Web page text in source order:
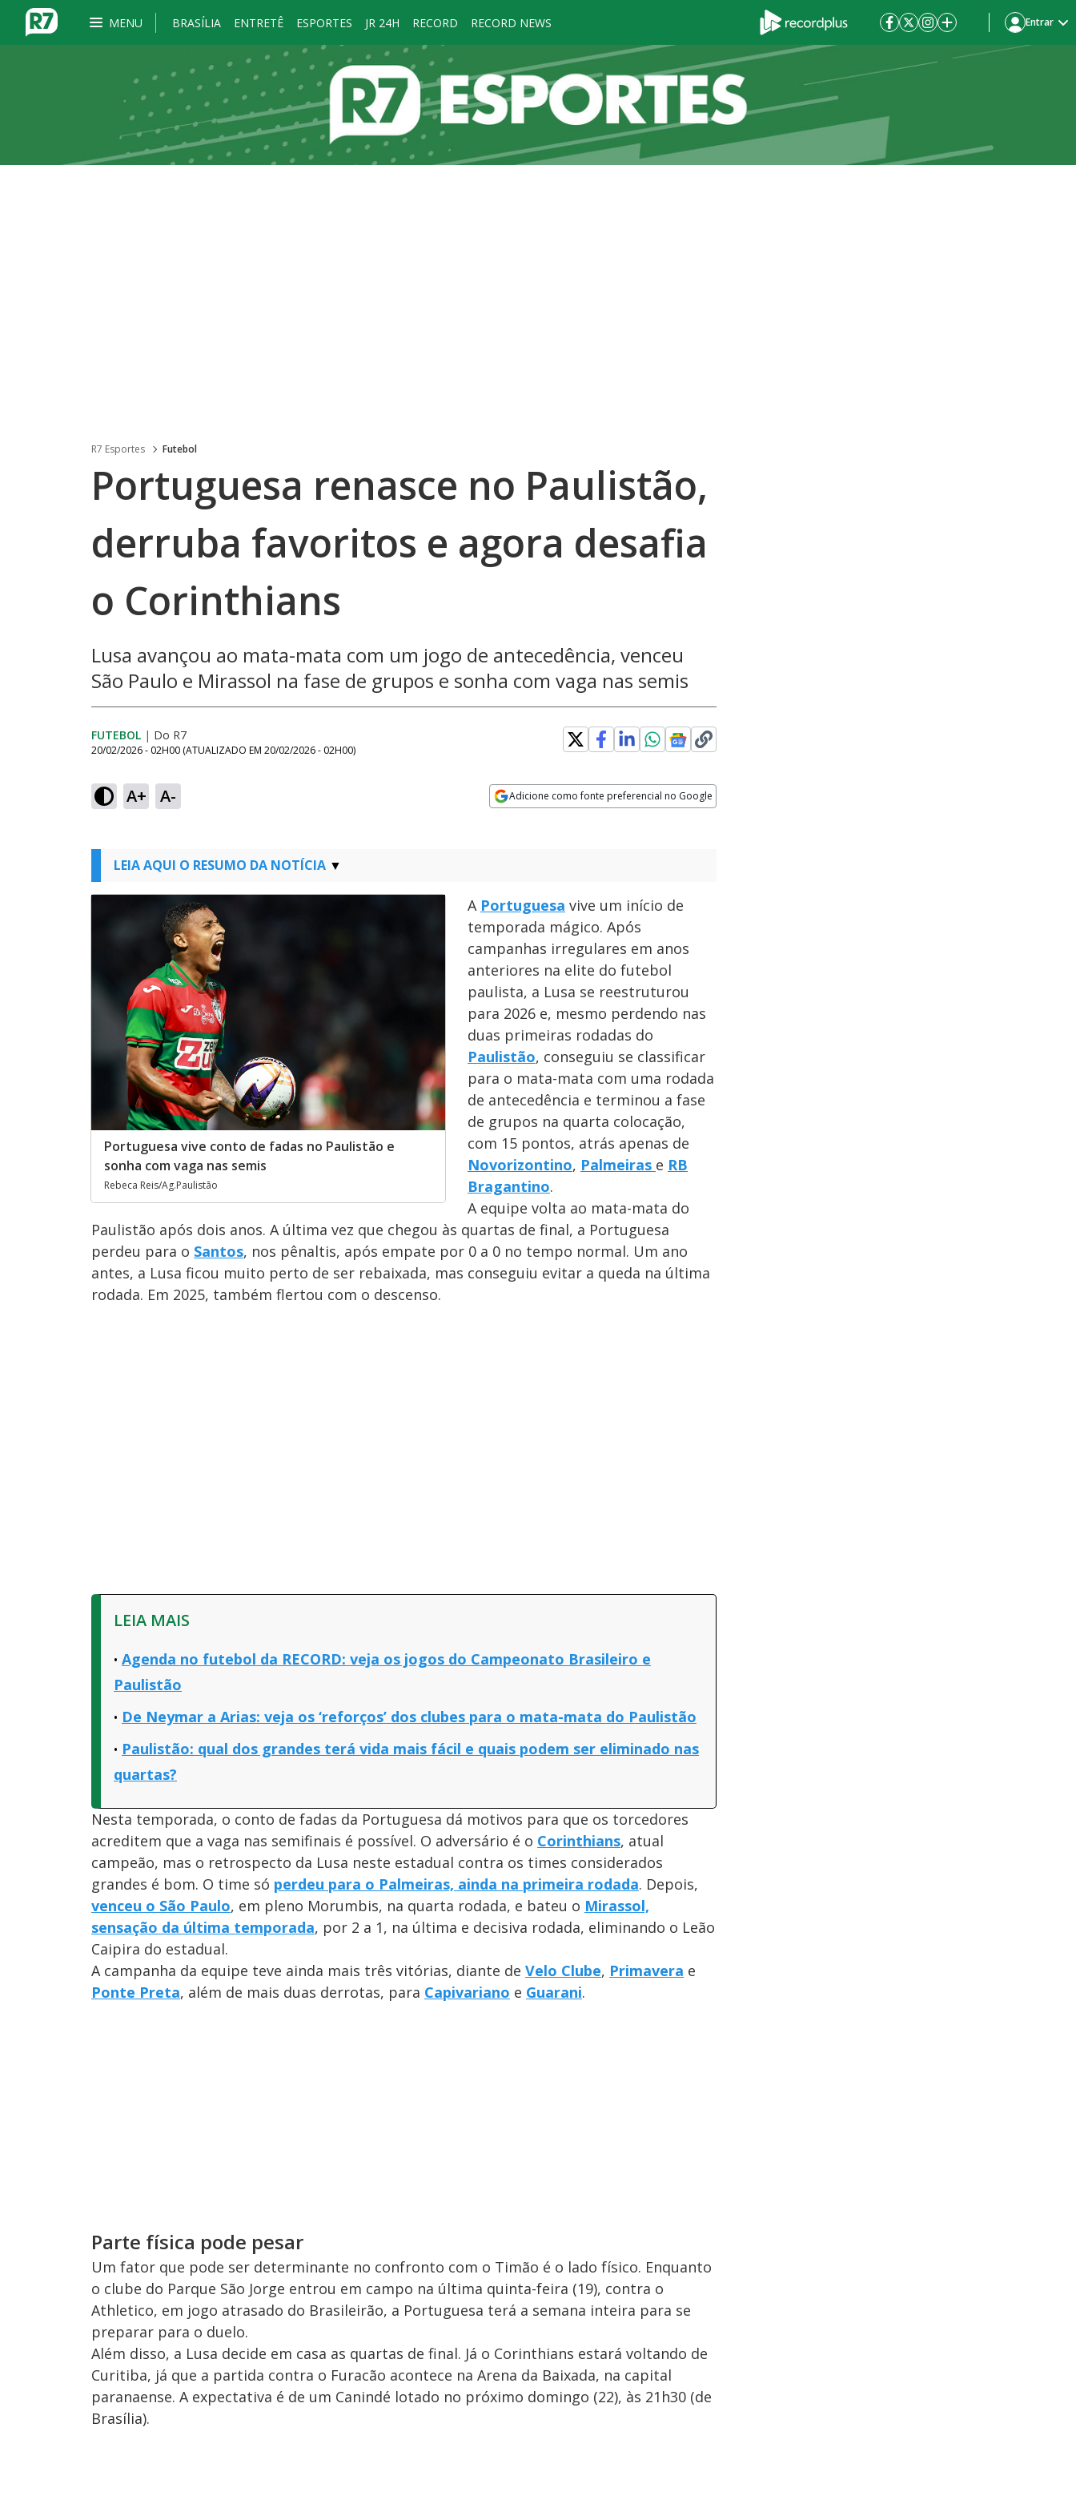
MENU BRASÍLIA ENTRETÊ ESPORTES JR 24H RECORD RECORD NEWS Entrar
R7 Esportes Futebol
Portuguesa renasce no Paulistão,
derruba favoritos e agora desafia
o Corinthians
Lusa avançou ao mata-mata com um jogo de antecedência, venceu
São Paulo e Mirassol na fase de grupos e sonha com vaga nas semis
FUTEBOL | Do R7
20/02/2026 - 02H00 (ATUALIZADO EM 20/02/2026 - 02H00)
A+ A- Adicione como fonte preferencial no Google
LEIA AQUI O RESUMO DA NOTÍCIA
Portuguesa vive conto de fadas no Paulistão e
sonha com vaga nas semis
Rebeca Reis/Ag.Paulistão
A Portuguesa vive um início de
temporada mágico. Após
campanhas irregulares em anos
anteriores na elite do futebol
paulista, a Lusa se reestruturou
para 2026 e, mesmo perdendo nas
duas primeiras rodadas do
Paulistão, conseguiu se classificar
para o mata-mata com uma rodada
de antecedência e terminou a fase
de grupos na quarta colocação,
com 15 pontos, atrás apenas de
Novorizontino, Palmeiras e RB
Bragantino.
A equipe volta ao mata-mata do
Paulistão após dois anos. A última vez que chegou às quartas de final, a Portuguesa
perdeu para o Santos, nos pênaltis, após empate por 0 a 0 no tempo normal. Um ano
antes, a Lusa ficou muito perto de ser rebaixada, mas conseguiu evitar a queda na última
rodada. Em 2025, também flertou com o descenso.
LEIA MAIS
Agenda no futebol da RECORD: veja os jogos do Campeonato Brasileiro e
Paulistão
De Neymar a Arias: veja os ‘reforços’ dos clubes para o mata-mata do Paulistão
Paulistão: qual dos grandes terá vida mais fácil e quais podem ser eliminado nas
quartas?
Nesta temporada, o conto de fadas da Portuguesa dá motivos para que os torcedores
acreditem que a vaga nas semifinais é possível. O adversário é o Corinthians, atual
campeão, mas o retrospecto da Lusa neste estadual contra os times considerados
grandes é bom. O time só perdeu para o Palmeiras, ainda na primeira rodada. Depois,
venceu o São Paulo, em pleno Morumbis, na quarta rodada, e bateu o Mirassol,
sensação da última temporada, por 2 a 1, na última e decisiva rodada, eliminando o Leão
Caipira do estadual.
A campanha da equipe teve ainda mais três vitórias, diante de Velo Clube, Primavera e
Ponte Preta, além de mais duas derrotas, para Capivariano e Guarani.
Parte física pode pesar
Um fator que pode ser determinante no confronto com o Timão é o lado físico. Enquanto
o clube do Parque São Jorge entrou em campo na última quinta-feira (19), contra o
Athletico, em jogo atrasado do Brasileirão, a Portuguesa terá a semana inteira para se
preparar para o duelo.
Além disso, a Lusa decide em casa as quartas de final. Já o Corinthians estará voltando de
Curitiba, já que a partida contra o Furacão acontece na Arena da Baixada, na capital
paranaense. A expectativa é de um Canindé lotado no próximo domingo (22), às 21h30 (de
Brasília).